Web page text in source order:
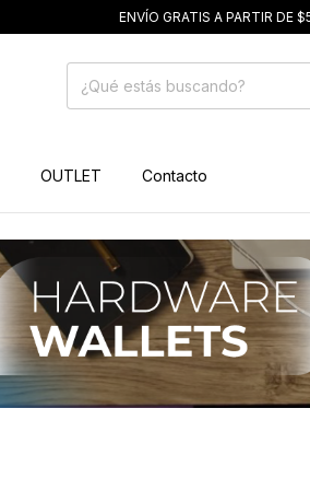
ENVÍO GRATIS A PARTIR DE $50.000
OUTLET Contacto